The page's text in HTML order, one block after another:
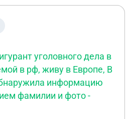
уголовного дела в
в рф, живу в Европе, В
информацию
фамилии и фото -